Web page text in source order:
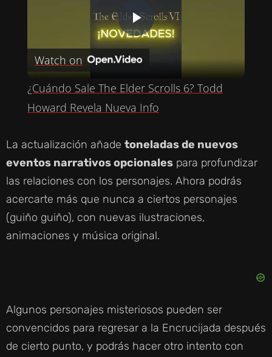
P
A
Y
V
I
O
Watch on
¿Cuándo Sale The Elder Scrolls 6? Todd
Howard Revela Nueva Info
La actualización añade toneladas de nuevos
eventos narrativos opcionales para profundizar
las relaciones con los personajes. Ahora podrás
acercarte más que nunca a ciertos personajes
(guiño guiño), con nuevas ilustraciones,
animaciones y música original.
Algunos personajes misteriosos pueden ser
convencidos para regresar a la Encrucijada después
de cierto punto, y podrás hacer otro intento con